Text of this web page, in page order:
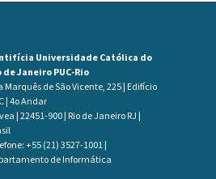
Universidade Católica do
de Janeiro PUC-Rio
Marquês de São Vicente, 225 | Edifício
| 4o Andar
| 22451-900 | Rio de Janeiro RJ |
+55 (21) 3527-1001 |
de Informática